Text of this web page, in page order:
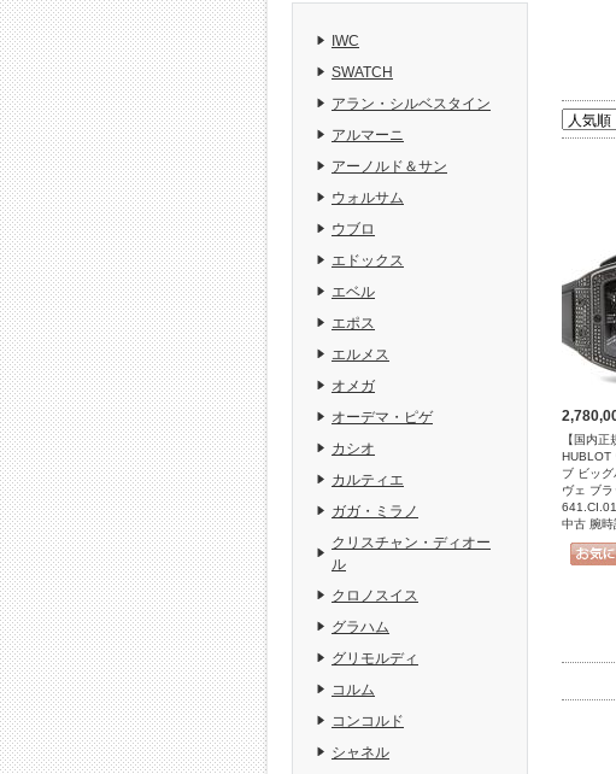
【国内
HUBLOT
ブ ビッ
ヴェ ブ
中古 腕時
IWC
SWATCH
アラン・シルベスタイン
アルマーニ
アーノルド＆サン
ウォルサム
ウブロ
エドックス
エベル
エポス
エルメス
オメガ
オーデマ・ピゲ
カシオ
カルティエ
ガガ・ミラノ
クリスチャン・ディオー
ル
クロノスイス
グラハム
グリモルディ
コルム
コンコルド
シャネル